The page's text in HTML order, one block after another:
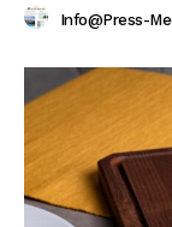
Info@press-